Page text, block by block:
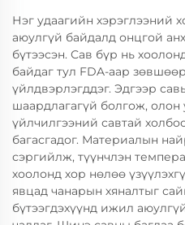
Нэг удаагийн хэрэглээний
аюулгүй байдалд онцгой
бүтээсэн. Сав бүр нь
байдаг тул FDA-аар
үйлдвэрлэгддэг. Эдгээр
шаардлагагүй болгож, олон
үйлчилгээний савтай
багасгадог. Материалын
сэргийлж, түүнчлэн
хоолонд хор нөлөө
явцад чанарын хяналтыг
бүтээгдэхүүнд ижил